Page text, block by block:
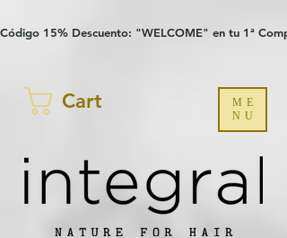
Código 15% Descuento: "WELCOME" en tu 1ª
Cart
ME
NU